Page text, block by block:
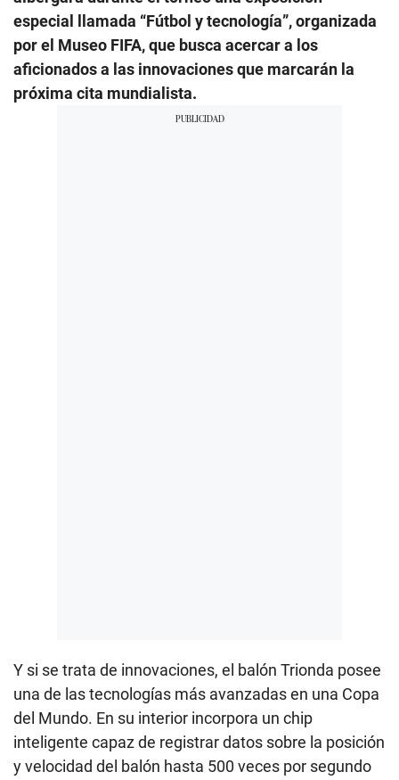
especial llamada “Fútbol y tecnología”, organizada
por el Museo FIFA, que busca acercar a los
aficionados a las innovaciones que marcarán la
próxima cita mundialista.
Y si se trata de innovaciones, el balón Trionda posee
una de las tecnologías más avanzadas en una Copa
del Mundo. En su interior incorpora un chip
inteligente capaz de registrar datos sobre la posición
y velocidad del balón hasta 500 veces por segundo